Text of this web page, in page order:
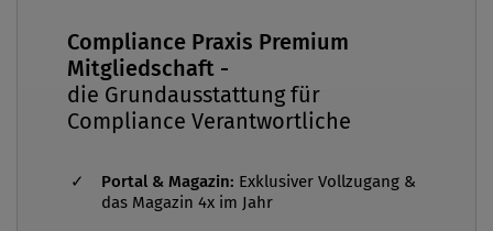
Compliance Praxis Premium
Mitgliedschaft -
die Grundausstattung für
Compliance Verantwortliche
Portal & Magazin: Exklusiver Vollzugang &
das Magazin 4x im Jahr